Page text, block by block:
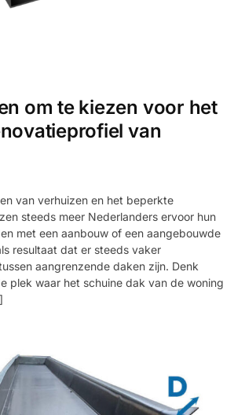
om te kiezen voor het
van
van verhuizen en het beperkte
steeds meer Nederlanders ervoor hun
met een aanbouw of een aangebouwde
resultaat dat er steeds vaker
aangrenzende daken zijn. Denk
plek waar het schuine dak van de woning